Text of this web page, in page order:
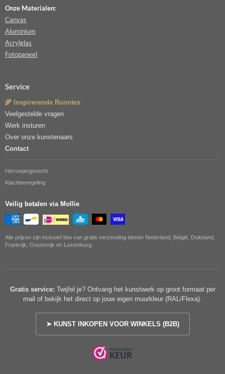
Onze Materialen:
Canvas
Aluminium
Acrylglas
Fotopaneel
Service
🌾 Inspirerende Ruimtes
Veelgestelde vragen
Werk insturen
Over onze kunstenaars
Contact
Herroepingsrecht
Klachtenregeling
Veilig betalen via Mollie
Alle prijzen zijn inclusief btw van gratis verzending binnen Nederland, België, Duitsland,
Frankrijk, Oostenrijk en Luxemburg.
Gratis service: Twijfel je? Ontvang het kunstwerk op groot formaat per
mail of bekijk het direct op jouw eigen muurkleur (RAL/Flexa).
➤ KUNST INKOPEN VOOR WINKELS (B2B)